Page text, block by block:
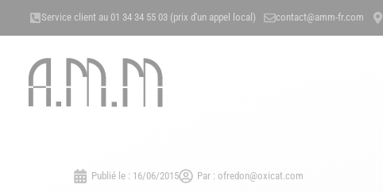
Service client au 01 34 34 55 03 (prix d'un appel local) contact@amm-fr.com
Publié le : 16/06/2015 Par : ofredon@oxicat.com